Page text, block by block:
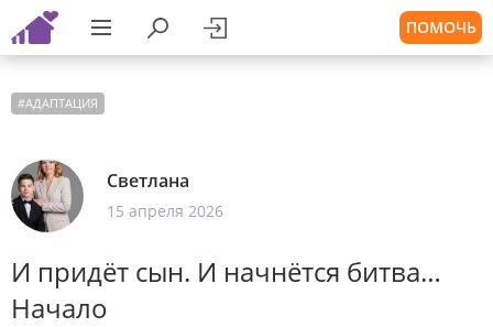
ПОМОЧЬ
#АДАПТАЦИЯ
Светлана
15 апреля 2026
И придёт сын. И начнётся битва…
Начало